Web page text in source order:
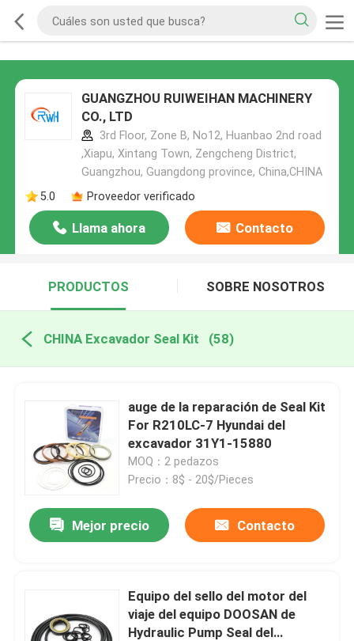
GUANGZHOU RUIWEIHAN MACHINERY
CO., LTD
3rd Floor, Zone B, No12, Huanbao 2nd road
,Xiapu, Xintang Town, Zengcheng District,
Guangzhou, Guangdong province, China,CHINA
5.0
Proveedor verificado
Llama ahora Contacto
PRODUCTOS SOBRE NOSOTROS
CHINA Excavador Seal Kit (58)
auge de la reparación de Seal Kit
For R210LC-7 Hyundai del
excavador 31Y1-15880
MOQ：2 pedazos
Precio：8$ - 20$/Pieces
Mejor precio Contacto
Equipo del sello del motor del
viaje del equipo DOOSAN de
Hydraulic Pump Seal del